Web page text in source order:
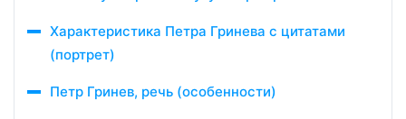
Характеристика Петра Гринева с цитатами
(портрет)
Петр Гринев, речь (особенности)